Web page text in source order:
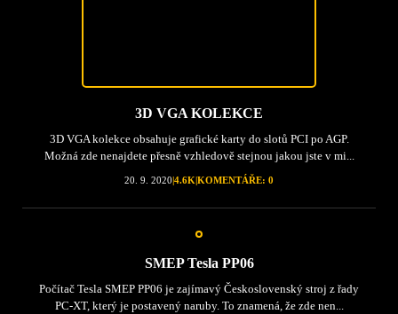
3D VGA KOLEKCE
3D VGA kolekce obsahuje grafické karty do slotů PCI po AGP.
Možná zde nenajdete přesně vzhledově stejnou jakou jste v mi...
20. 9. 2020 4.6K KOMENTÁŘE: 0
SMEP Tesla PP06
Počítač Tesla SMEP PP06 je zajímavý Československý stroj z řady
PC-XT, který je postavený naruby. To znamená, že zde nen...